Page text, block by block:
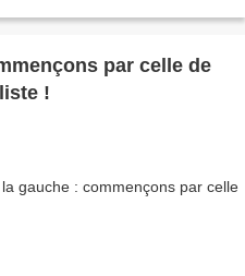
par celle de
!